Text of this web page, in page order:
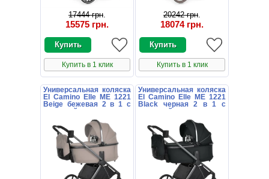
17444 грн.
15575 грн.
Купить в 1 клик
20242 грн.
18074 грн.
Купить в 1 клик
Универсальная коляска
El Camino Elle ME 1221
Beige бежевая 2 в 1 с
сумочкой
Универсальная коляска
El Camino Elle ME 1221
Black черная 2 в 1 с
сумочкой